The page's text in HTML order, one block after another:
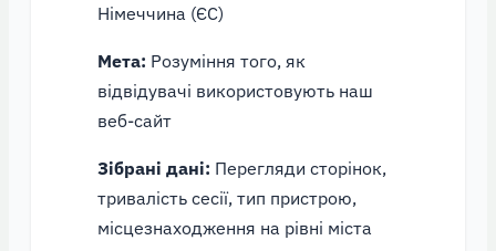
Німеччина (ЄС)
Мета: Розуміння того, як
відвідувачі використовують наш
веб-сайт
Зібрані дані: Перегляди сторінок,
тривалість сесії, тип пристрою,
місцезнаходження на рівні міста